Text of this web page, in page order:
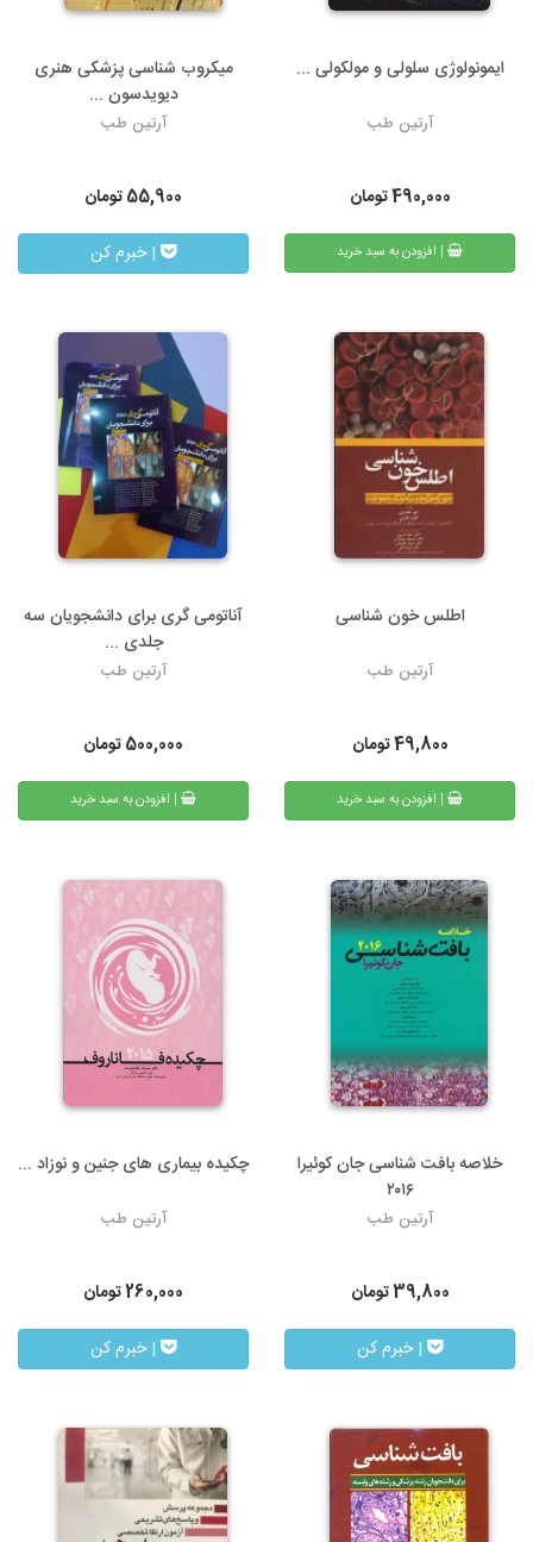
ایمونولوژی سلولی و مولکولی ...
آرتین طب
490,000تومان
| افزودن به سبد خرید
میکروب شناسی پزشکی هنری
دیویدسون ...
آرتین طب
55,900تومان
| خبرم کن
اطلس خون شناسی
آرتین طب
49,800تومان
| افزودن به سبد خرید
آناتومی گری برای دانشجویان سه
جلدی ...
آرتین طب
500,000تومان
| افزودن به سبد خرید
خلاصه بافت شناسی جان کوئیرا
۲۰۱۶
آرتین طب
39,800تومان
| خبرم کن
چکیده بیماری های جنین و نوزاد ...
آرتین طب
260,000تومان
| خبرم کن